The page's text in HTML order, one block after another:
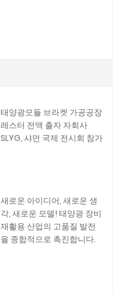
태양광모듈 브라켓 가공공장
레스터 전액 출자 자회사
SLYG, 샤먼 국제 전시회 참가
새로운 아이디어, 새로운 생
각, 새로운 모델! 태양광 장비
재활용 산업의 고품질 발전
을 종합적으로 촉진합니다.